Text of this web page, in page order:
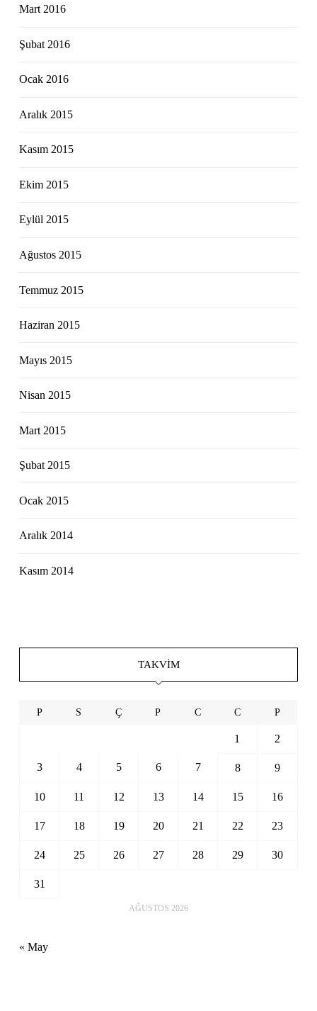
Mart 2016
Şubat 2016
Ocak 2016
Aralık 2015
Kasım 2015
Ekim 2015
Eylül 2015
Ağustos 2015
Temmuz 2015
Haziran 2015
Mayıs 2015
Nisan 2015
Mart 2015
Şubat 2015
Ocak 2015
Aralık 2014
Kasım 2014
TAKVIM
AĞUSTOS 2026
P S Ç P C C P
1 2
3 4 5 6 7 8 9
10 11 12 13 14 15 16
17 18 19 20 21 22 23
24 25 26 27 28 29 30
31
« May